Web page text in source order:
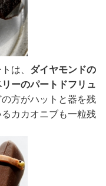
は、 ダイヤモンドの
ーのパートドフリュ
方がハットと器を残
カカオニブも一粒残